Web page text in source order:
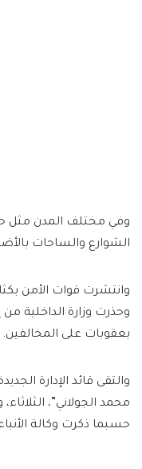
وفي مختلف المدن مثل
الشوارع والساحات
وانتشرت قوات الأمن
وحذرت وزارة الداخلية من
بعقوبات على المخالفين.
والتقى قائد الإدارة
محمد الجولاني”،
حسبما ذكرت وكالة